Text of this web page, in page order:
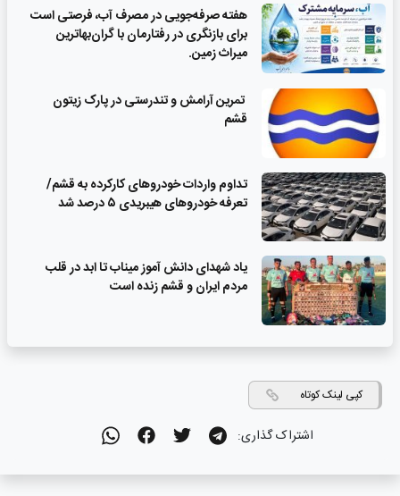
‌هفته صرفه‌جویی در مصرف آب، فرصتی است
برای بازنگری در رفتارمان با گران‌بهاترین
میراث زمین.
تمرین آرامش و تندرستی در پارک زیتون
قشم
تداوم واردات خودروهای کارکرده به قشم/
تعرفه خودروهای هیبریدی ۵ درصد شد
یاد شهدای دانش آموز میناب تا ابد در قلب
مردم ایران و قشم زنده است
کپی لینک کوتاه
اشتراک گذاری: